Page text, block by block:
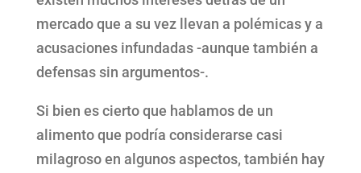
mercado que a su vez llevan a polémicas y a
acusaciones infundadas -aunque también a
defensas sin argumentos-.
Si bien es cierto que hablamos de un
alimento que podría considerarse casi
milagroso en algunos aspectos, también hay